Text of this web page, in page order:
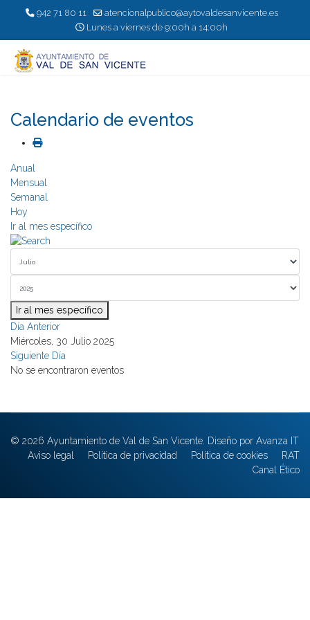
942 71 80 11
atencionalpublico@aytovaldesanvicente.es
Lunes a viernes de 9:00h a 14:00h
Calendario de eventos
Anual
Mensual
Semanal
Hoy
Ir al mes específico
Ir al mes específico
Día Anterior
Miércoles, 30 Julio 2025
Siguiente Día
No se encontraron eventos
© 2026 Ayuntamiento de Val de San Vicente. Diseño por Avanza IT
Aviso legal
Política de privacidad Política de cookies
RAT
Canal Ético